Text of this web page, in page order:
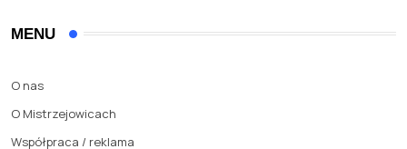
MENU
O nas
O Mistrzejowicach
Współpraca / reklama